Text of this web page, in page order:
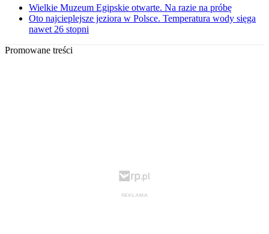
Wielkie Muzeum Egipskie otwarte. Na razie na próbę
Oto najcieplejsze jeziora w Polsce. Temperatura wody sięga
nawet 26 stopni
Promowane treści